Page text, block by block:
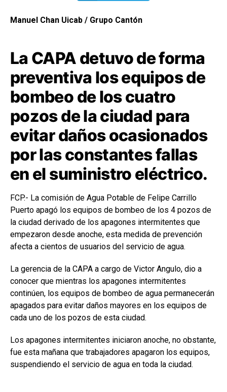
Manuel Chan Uicab / Grupo Cantón
La CAPA detuvo de forma
preventiva los equipos de
bombeo de los cuatro
pozos de la ciudad para
evitar daños ocasionados
por las constantes fallas
en el suministro eléctrico.
FCP.- La comisión de Agua Potable de Felipe Carrillo
Puerto apagó los equipos de bombeo de los 4 pozos de
la ciudad derivado de los apagones intermitentes que
empezaron desde anoche, esta medida de prevención
afecta a cientos de usuarios del servicio de agua.
La gerencia de la CAPA a cargo de Victor Angulo, dio a
conocer que mientras los apagones intermitentes
continúen, los equipos de bombeo de agua permanecerán
apagados para evitar daños mayores en los equipos de
cada uno de los pozos de esta ciudad.
Los apagones intermitentes iniciaron anoche, no obstante,
fue esta mañana que trabajadores apagaron los equipos,
suspendiendo el servicio de agua en toda la ciudad.